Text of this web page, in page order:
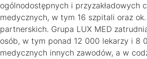
ogólnodostępnych i przyzakładowych
medycznych, w tym 16 szpitali oraz
partnerskich. Grupa LUX MED
osób, w tym ponad 12 000 lekarzy i 8
medycznych innych zawodów, a w